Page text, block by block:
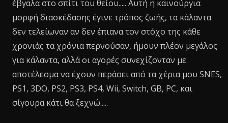
έβγαλα στο σπίτι του θείου..... Αυτή η καινούργια
μορφή διασκέδασης έγινε τρόπος ζωής, τα κάλαντα
δεν τελείωναν αν δεν έπιανα τον στόχο της κάθε
χρονιάς τα χρόνια περνούσαν, ήμουν πλέον μεγάλος
για κάλαντα, αλλά οι αγορές συνεχίζονταν με
αποτέλεσμα να έχουν περάσει από τα χέρια μου SNES,
PS1, 3DO, PS2, PS3, PS4, Wii, Switch, GB, PC, και
σίγουρα κάτι θα ξεχνώ.....